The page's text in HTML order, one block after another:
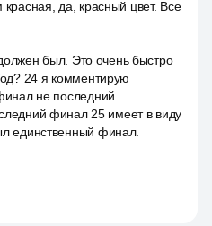
да, красный цвет. Все
был. Это очень быстро
24 я комментирую
не последний.
финал 25 имеет в виду
единственный финал.